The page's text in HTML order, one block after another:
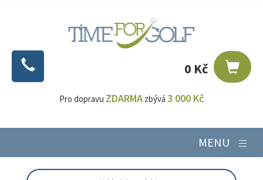
0 Kč
Pro dopravu ZDARMA zbývá 3 000 Kč
MENU